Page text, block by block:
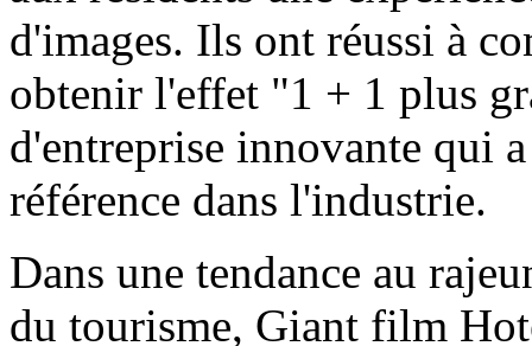
d'images. Ils ont réussi à
obtenir l'effet "1 + 1 plus
d'entreprise innovante qui
référence dans l'industrie.
Dans une tendance au
du tourisme, Giant film